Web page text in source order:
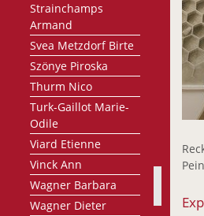
Strainchamps
Armand
Svea Metzdorf Birte
Szönye Piroska
Thurm Nico
Turk-Gaillot Marie-
Odile
Viard Etienne
Vinck Ann
Wagner Barbara
Wagner Dieter